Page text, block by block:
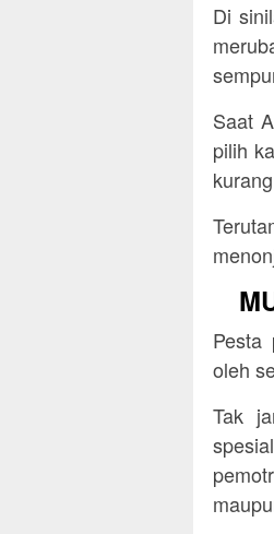
Di
Saat
pilih
Pesta
oleh
Tak